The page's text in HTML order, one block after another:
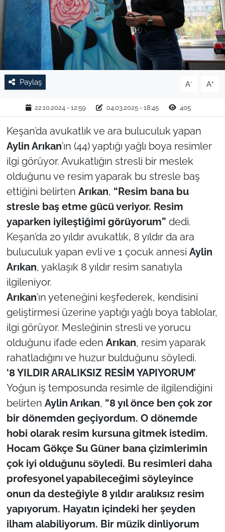
Paylaş A- A+
22.10.2024 - 12:59 04.03.2025 - 18:45 405
Keşan’da avukatlık ve ara buluculuk yapan
Aylin Arıkan’ın (44) yaptığı yağlı boya resimler
ilgi görüyor. Avukatlığın stresli bir meslek
olduğunu ve resim yaparak bu stresle baş
ettiğini belirten Arıkan, “Resim bana bu
stresle baş etme gücü veriyor. Resim
yaparken iyileştiğimi görüyorum” dedi.
Keşan’da 20 yıldır avukatlık, 8 yıldır da ara
buluculuk yapan evli ve 1 çocuk annesi Aylin
Arıkan, yaklaşık 8 yıldır resim sanatıyla
ilgileniyor.
Arıkan’ın yeteneğini keşfederek, kendisini
geliştirmesi üzerine yaptığı yağlı boya tablolar,
ilgi görüyor. Mesleğinin stresli ve yorucu
olduğunu ifade eden Arıkan, resim yaparak
rahatladığını ve huzur bulduğunu söyledi.
‘8 YILDIR ARALIKSIZ RESİM YAPIYORUM’
Yoğun iş temposunda resimle de ilgilendiğini
belirten Aylin Arıkan, “8 yıl önce ben çok zor
bir dönemden geçiyordum. O dönemde
hobi olarak resim kursuna gitmek istedim.
Hocam Gökçe Su Güner bana çizimlerimin
çok iyi olduğunu söyledi. Bu resimleri daha
profesyonel yapabileceğimi söyleyince
onun da desteğiyle 8 yıldır aralıksız resim
yapıyorum. Hayatın içindeki her şeyden
ilham alabiliyorum. Bir müzik dinliyorum
TARIM VE HAYVANCILIK
KÜLTÜR SANAT
RESMİ İLAN
SPOR
YAŞAM
EDİRNE
TEKİRDAĞ
KIRKLARELİ
ÇANAKKALE
TÜRKİYE
Bölge
Güvenlik
Genel
Politika
Flaş Haber
Dış Haberler
Magazin
İş Dünyası
Bilim Teknoloji
English News
Canlı Maç